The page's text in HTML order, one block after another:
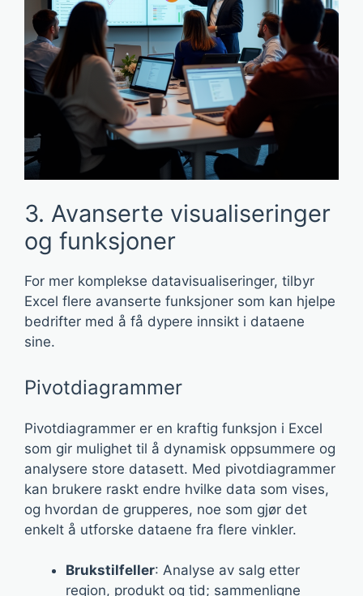
3. Avanserte visualiseringer
og funksjoner
For mer komplekse datavisualiseringer, tilbyr
Excel flere avanserte funksjoner som kan hjelpe
bedrifter med å få dypere innsikt i dataene
sine.
Pivotdiagrammer
Pivotdiagrammer er en kraftig funksjon i Excel
som gir mulighet til å dynamisk oppsummere og
analysere store datasett. Med pivotdiagrammer
kan brukere raskt endre hvilke data som vises,
og hvordan de grupperes, noe som gjør det
enkelt å utforske dataene fra flere vinkler.
Brukstilfeller: Analyse av salg etter
region, produkt og tid; sammenligne